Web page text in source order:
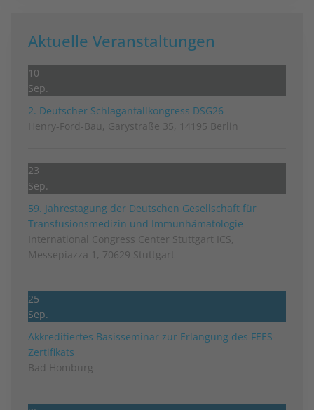
Aktuelle Veranstaltungen
10
Sep.
2. Deutscher Schlag­anfall­kongress DSG26
Henry-Ford-Bau, Garystraße 35, 14195 Berlin
23
Sep.
59. Jahrestagung der Deutschen Gesellschaft für
Transfusionsmedizin und Immunhämatologie
International Congress Center Stuttgart ICS,
Messepiazza 1, 70629 Stuttgart
25
Sep.
Akkreditiertes Basisseminar zur Erlangung des FEES-
Zertifikats
Bad Homburg